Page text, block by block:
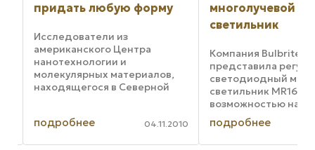
придать любую форму
Исследователи из
американского Центра
нанотехнологии и
молекулярных материалов,
находящегося в Северной
света, который прохладен на
подробнее 04.11.2010
многолучевой
светильник
Компания Bulbrite
представила
светодиодный
светильник MR16 с
возможностью
луча под шестью
углами. Названная
является одним из
подробнее